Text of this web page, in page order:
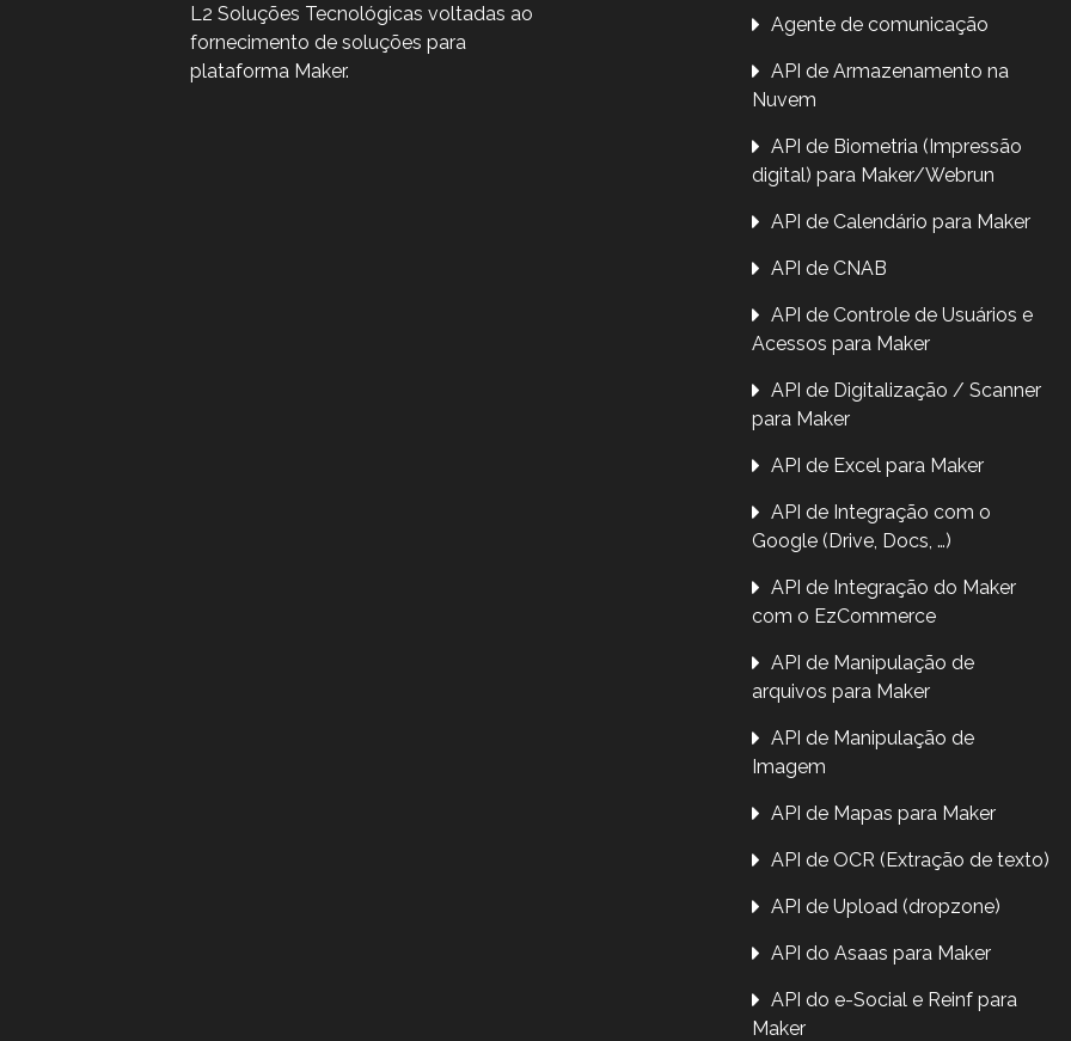
L2 Soluções Tecnológicas voltadas ao
fornecimento de soluções para
plataforma Maker.
Agente de comunicação
API de Armazenamento na
Nuvem
API de Biometria (Impressão
digital) para Maker/Webrun
API de Calendário para Maker
API de CNAB
API de Controle de Usuários e
Acessos para Maker
API de Digitalização / Scanner
para Maker
API de Excel para Maker
API de Integração com o
Google (Drive, Docs, …)
API de Integração do Maker
com o EzCommerce
API de Manipulação de
arquivos para Maker
API de Manipulação de
Imagem
API de Mapas para Maker
API de OCR (Extração de texto)
API de Upload (dropzone)
API do Asaas para Maker
API do e-Social e Reinf para
Maker